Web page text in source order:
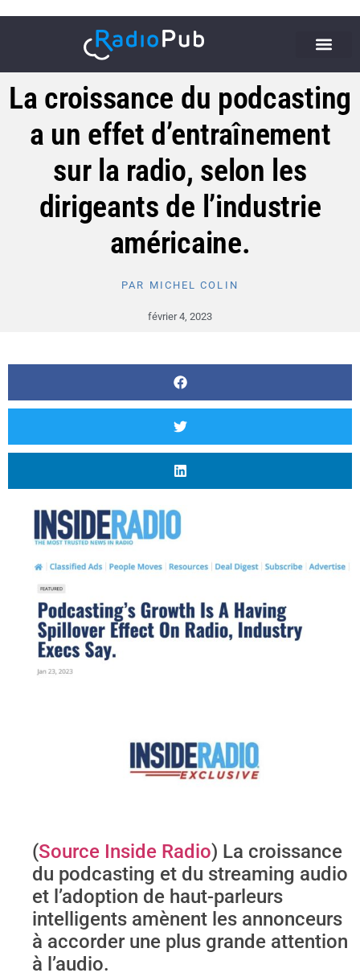
La croissance du podcasting
a un effet d’entraînement
sur la radio, selon les
dirigeants de l’industrie
américaine.
PAR MICHEL COLIN
février 4, 2023
(Source Inside Radio) La croissance
du podcasting et du streaming audio
et l’adoption de haut-parleurs
intelligents amènent les annonceurs
à accorder une plus grande attention
à l’audio.